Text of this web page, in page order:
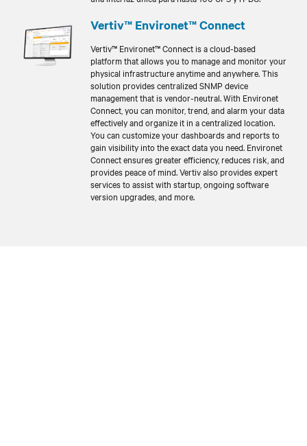
Vertiv™ Environet™ Connect
Vertiv™ Environet™ Connect is a cloud-based
platform that allows you to manage and monitor your
physical infrastructure anytime and anywhere. This
solution provides centralized SNMP device
management that is vendor-neutral. With Environet
Connect, you can monitor, trend, and alarm your data
effectively and organize it in a centralized location.
You can customize your dashboards and reports to
gain visibility into the exact data you need. Environet
Connect ensures greater efficiency, reduces risk, and
provides peace of mind. Vertiv also provides expert
services to assist with startup, ongoing software
version upgrades, and more.